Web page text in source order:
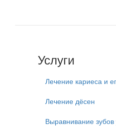
Услуги
Лечение кариеса и
Лечение дёсен
Выравнивание